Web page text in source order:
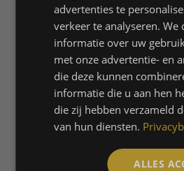
advertenties te
verkeer te analyseren. We
informatie over uw
met onze advertentie- en
die deze kunnen
informatie die u aan hen
die zij hebben verzameld
van hun diensten.
ALLES